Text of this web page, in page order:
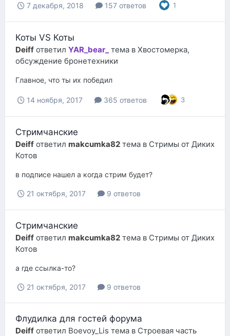
7 декабря, 2018 157 ответов 1
Коты VS Коты
Deiff ответил YAR_bear_ тема в Хвостомерка,
обсуждение бронетехники
Главное, что ты их победил
14 ноября, 2017 365 ответов 3
Стримчанские
Deiff ответил makcumka82 тема в Стримы от Диких
Котов
в подписе нашел а когда стрим будет?
21 октября, 2017 9 ответов
Стримчанские
Deiff ответил makcumka82 тема в Стримы от Диких
Котов
а где ссылка-то?
21 октября, 2017 9 ответов
Флудилка для гостей форума
Deiff ответил Boevoy_Lis тема в Строевая часть